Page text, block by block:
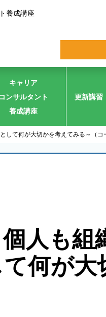
養成講座
キャリア
コンサルタント
養成講座
更新講習
て何が大切かを考えてみる～（コ
人も組
何が